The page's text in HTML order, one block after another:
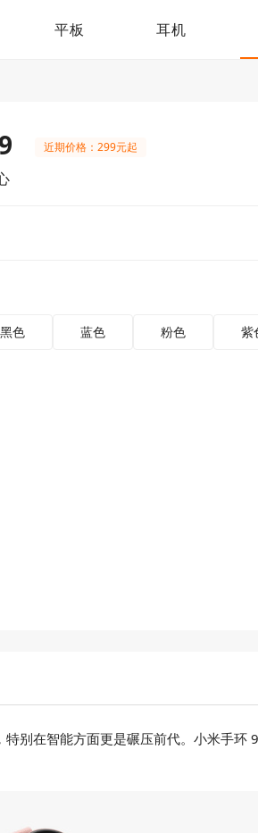
平板 耳机
近期价格：299元起
黑色 蓝色 粉色 紫
别在智能方面更是碾压前代。小米手